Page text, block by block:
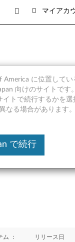
マイアカ
： リリース日
に位置してい
向けのサイトです。
イトで続行するかを選
なる場合があります。
で続行